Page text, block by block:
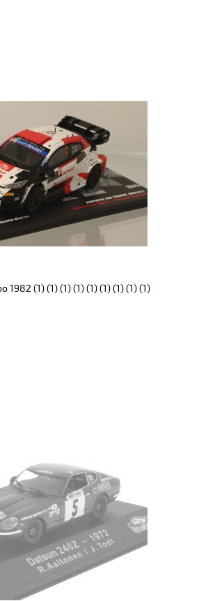
1982 (1) (1) (1) (1) (1) (1) (1) (1) (1)